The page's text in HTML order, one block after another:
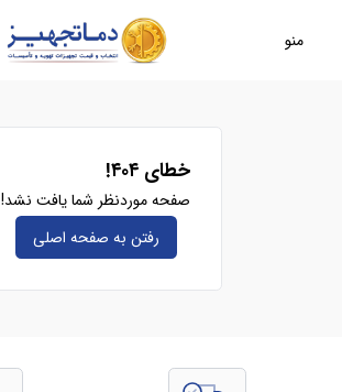
منو
خطای ۴۰۴!
صفحه موردنظر شما یافت نشد!
رفتن به صفحه‌ اصلی